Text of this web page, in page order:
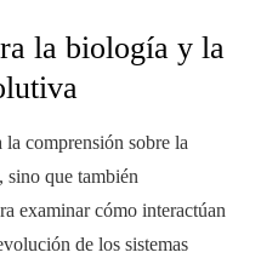
la biología y la
comprensión sobre la
que también
examinar cómo interactúan
de los sistemas